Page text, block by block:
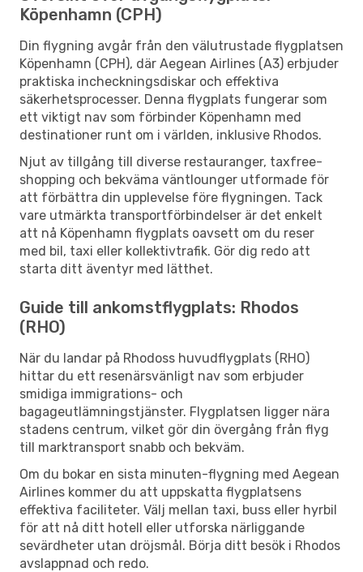
Köpenhamn (CPH)
Din flygning avgår från den välutrustade flygplatsen
Köpenhamn (CPH), där Aegean Airlines (A3) erbjuder
praktiska incheckningsdiskar och effektiva
säkerhetsprocesser. Denna flygplats fungerar som
ett viktigt nav som förbinder Köpenhamn med
destinationer runt om i världen, inklusive Rhodos.
Njut av tillgång till diverse restauranger, taxfree-
shopping och bekväma väntlounger utformade för
att förbättra din upplevelse före flygningen. Tack
vare utmärkta transportförbindelser är det enkelt
att nå Köpenhamn flygplats oavsett om du reser
med bil, taxi eller kollektivtrafik. Gör dig redo att
starta ditt äventyr med lätthet.
Guide till ankomstflygplats: Rhodos
(RHO)
När du landar på Rhodoss huvudflygplats (RHO)
hittar du ett resenärsvänligt nav som erbjuder
smidiga immigrations- och
bagageutlämningstjänster. Flygplatsen ligger nära
stadens centrum, vilket gör din övergång från flyg
till marktransport snabb och bekväm.
Om du bokar en sista minuten-flygning med Aegean
Airlines kommer du att uppskatta flygplatsens
effektiva faciliteter. Välj mellan taxi, buss eller hyrbil
för att nå ditt hotell eller utforska närliggande
sevärdheter utan dröjsmål. Börja ditt besök i Rhodos
avslappnad och redo.